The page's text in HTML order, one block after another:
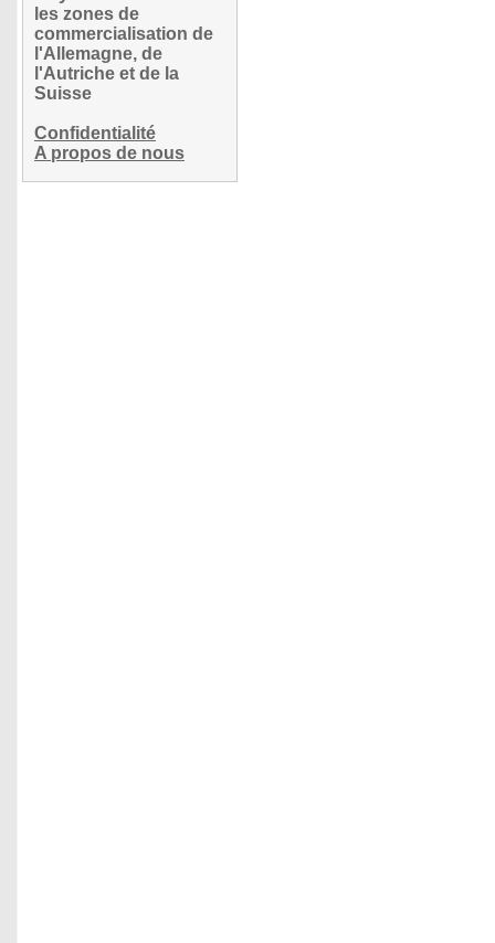
les zones de
commercialisation de
l'Allemagne, de
l'Autriche et de la
Suisse
Confidentialité
A propos de nous